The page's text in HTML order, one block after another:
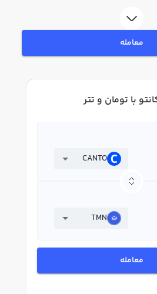
فروش کانتو نیز در دسترس شما قرار دارد
خود بگیرید.
معامله
با تومان و تتر
CANTO
TMN
معامله